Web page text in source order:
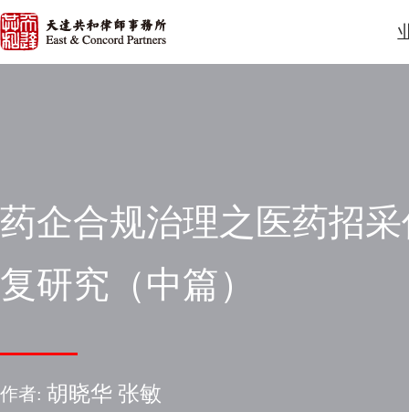
药企合规治理之医药招
复研究（中篇）
作者: 胡晓华 张敏